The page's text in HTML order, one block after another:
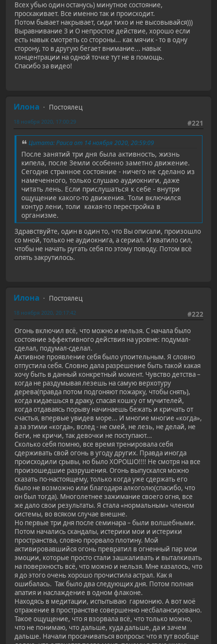
Всех убью один останусь) минутное состояние,
проскакивает. Все именно так и происходит.
Потом бывает накрывает, сиди тихо и не высовывайся)))
Выравнивание З и О непростое действие, хорошо если
есть навык смотреть со стороны... как мячик - то в одну
сторону, то в другую бегает внимание... навык
концентрации на одной точке тут не в помощь.
Спасибо за видео!
Илона
Постоялец
#221
18 ноября 2020, 17:00:29
Цитата: Раиса от 14 ноября 2020, 20:59:09
После занятий три дня была активность, жизнь
кипела, после Земли особенно заметно движение.
Сегодня странное состояние - ничего не сделано из
намеченного, только слушаю аудиокниги, даже
читать лень. Если прислушаться к себе - внутри
ощущение какого-то движения. Толи включился
контур лени, толи какая-то перестройка в
организме.
Здравствуйте, один в один то, что Вы описали, произошло
со мной, только не аудиокнига, а сериал. И хватило сил,
чтобы не начать ругать себя по этому поводу. Потом всё
опять закрутилось.
Илона
Постоялец
#222
18 ноября 2020, 20:17:42
Огонь включил всё, что можно и нельзя. С начала было
состояние эффективного действия на уровне: подумал-
сделал, подумал-сделал.
Активное проявление себя было упоительным. Я словно
отпустила себя. Словно дала разрешение быть такой какая
хочу быть в данный конкретный момент. Чувство детства –
когда не раздумывая лезешь на самую верхотуру
дерева(правда потом подгоняют пожарку, чтобы снять),
когда кидаешься в драку, спасая кошку от мучителей,
когда отдаваясь порыву начинаешь бежать и кричать от
счастья, впервые увидев море... И многие многие «когда»,
а за этими «когда», вслед - не смей, не лезь, не делай, не
беги, не кричи, так девочки не поступают...
Сколько себя помню, все время тренировала себя
сдерживать свой огонь в угоду других. Правда иногда
происходили срывы, но было ХОРОШО!!!! Не смотря на все
произошедшие разрушения. Огонь выпускался можно
сказать по-настоящему, только когда уже сдержать его
было не возможно или благодаря алкоголю(спасибо, что
он был тогда). Многолетнее зажимание своего огня, все
же дало свои результаты. Я стала «нормальным» членом
системы, во всяком случае внешне.
Но первые три дня после семинара – были волшебными.
Потом начались скандалы, истерики мои и истерики
пространства, словно прорвало плотину. Мой
активировавшийся огонь превратил в огненный пар мои
эмоции, которые просто стали зашкаливать и выталкивать
на поверхность всё, что можно и нельзя. Мне казалось, что
я до этого очень хорошо прочистила астрал. Как я
ошибалась. Так было два следующих дня. Потом полная
апатия и наслаждение в одном флаконе.
Находясь в медитации, испытываю гармонию. А вот моё
отражение в пространстве совершенно несбалансировано.
Такое ощущение, что я взорвала всё, что только можно,
что не понимаю, что дальше, куда дальше, да и зачем
дальше. Начали просачиваться вопросы: что я тут вообще